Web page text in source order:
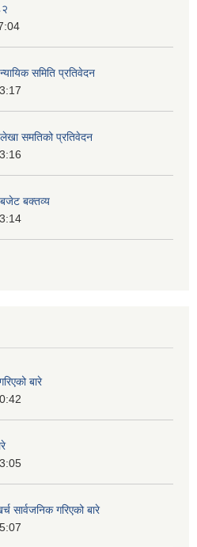
समिति प्रतिवेदन
समतिको प्रतिवेदन
बक्तव्य
बारे
सार्वजनिक गरिएको बारे